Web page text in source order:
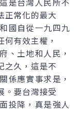
正常化的最大
國自從一九四九
有效主權，
土地和人民，
之久，這是不
應實事求是，
。要台灣接受
降，真是強人